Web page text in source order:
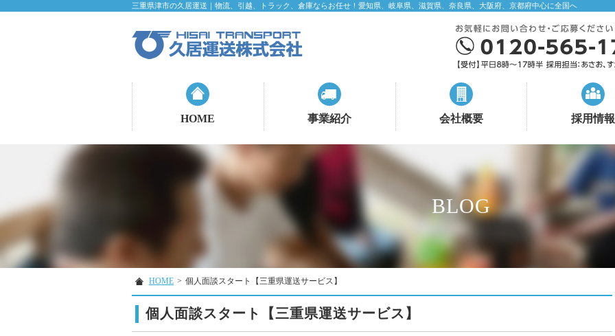
三重県津市の久居運送｜物流、引越、トラック、倉庫ならお任せ！愛知県、岐阜県、滋賀県、奈良県、大阪府、京都府中心に全国へ
HOME 事業紹介 会社概要 採用情報
BLOG
HOME > 個人面談スタート【三重県運送サービス】
個人面談スタート【三重県運送サービス】